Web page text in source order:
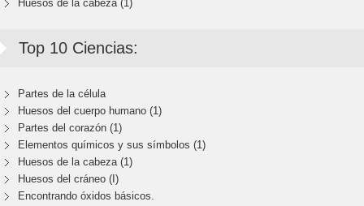
Huesos de la cabeza (1)
Top 10 Ciencias:
Partes de la célula
Huesos del cuerpo humano (1)
Partes del corazón (1)
Elementos químicos y sus símbolos (1)
Huesos de la cabeza (1)
Huesos del cráneo (I)
Encontrando óxidos básicos.